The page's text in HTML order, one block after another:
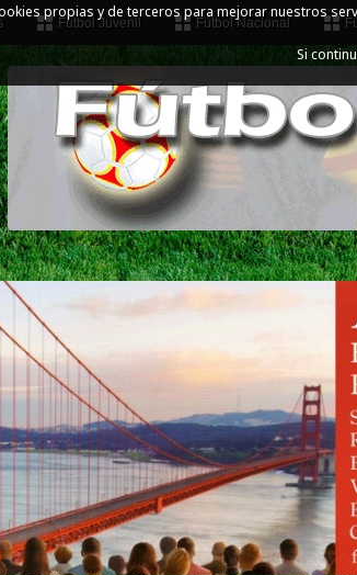
propias y de terceros para mejorar nuestros
Si
Fútbol Juvenil Fútbol Nacional